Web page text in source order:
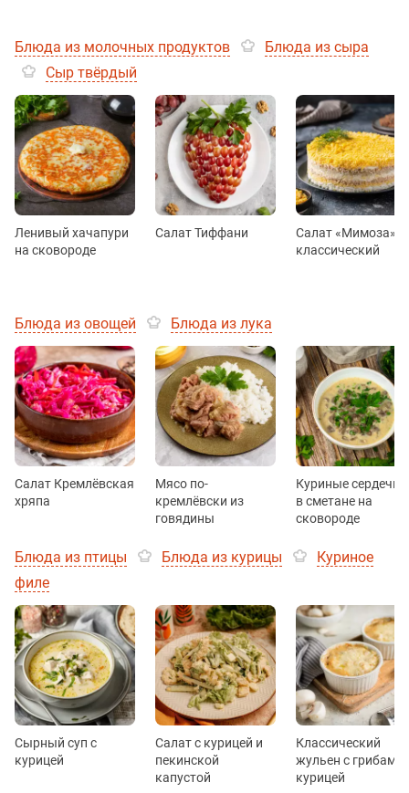
Блюда из молочных продуктов
Блюда из сыра
Сыр твёрдый
Ленивый хачапури
на сковороде
Салат Тиффани
Салат «Мимоза»
классический
Блюда из овощей Блюда из лука
Салат Кремлёвская
хряпа
Мясо по-
кремлёвски из
говядины
Куриные сердечки
в сметане на
сковороде
Блюда из птицы Блюда из курицы
Куриное
филе
Сырный суп с
курицей
Салат с курицей и
пекинской
капустой
Классический
жульен с грибами
курицей